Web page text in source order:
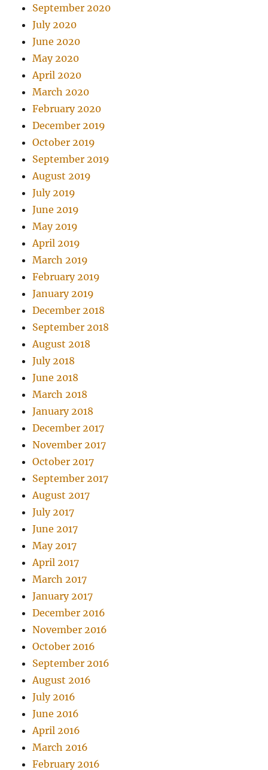
September 2020
July 2020
June 2020
May 2020
April 2020
March 2020
February 2020
December 2019
October 2019
September 2019
August 2019
July 2019
June 2019
May 2019
April 2019
March 2019
February 2019
January 2019
December 2018
September 2018
August 2018
July 2018
June 2018
March 2018
January 2018
December 2017
November 2017
October 2017
September 2017
August 2017
July 2017
June 2017
May 2017
April 2017
March 2017
January 2017
December 2016
November 2016
October 2016
September 2016
August 2016
July 2016
June 2016
April 2016
March 2016
February 2016